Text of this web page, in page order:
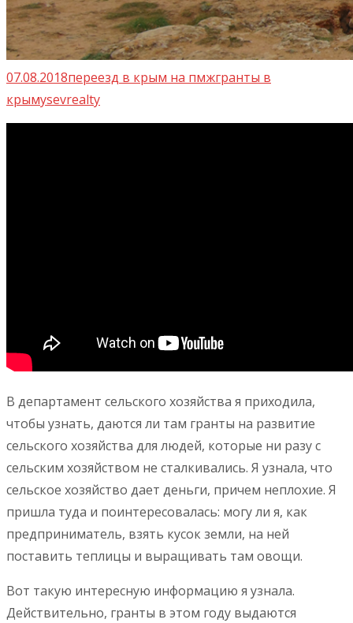
07.08.2018переезд в крым на пмжгранты в
крымуsevrealty
В департамент сельского хозяйства я приходила,
чтобы узнать, даются ли там гранты на развитие
сельского хозяйства для людей, которые ни разу с
сельским хозяйством не сталкивались. Я узнала, что
сельское хозяйство дает деньги, причем неплохие. Я
пришла туда и поинтересовалась: могу ли я, как
предприниматель, взять кусок земли, на ней
поставить теплицы и выращивать там овощи.
Вот такую интересную информацию я узнала.
Действительно, гранты в этом году выдаются